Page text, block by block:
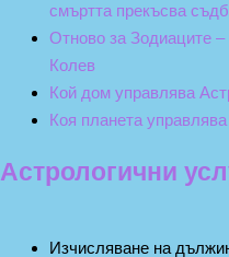
смъртта прекъсва
Отново за Зодиаците
Колев
Кой дом управлява
Коя планета
Астрологични
Изчисляване на